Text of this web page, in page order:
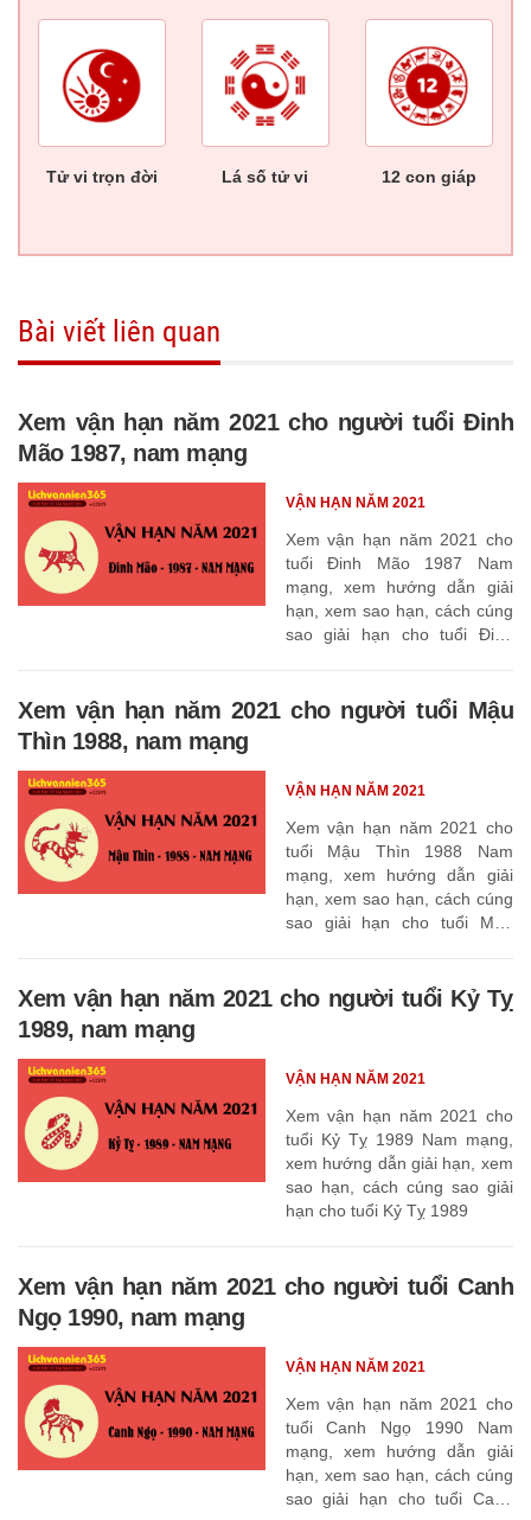
Tử vi trọn đời Lá số tử vi 12 con giáp
Bài viết liên quan
Xem vận hạn năm 2021 cho người tuổi Đinh
Mão 1987, nam mạng
Xem vận hạn năm 2021 cho
tuổi Đinh Mão 1987 Nam
mạng, xem hướng dẫn giải
hạn, xem sao hạn, cách cúng
sao giải hạn cho tuổi Đinh
VẬN HẠN NĂM 2021
Xem vận hạn năm 2021 cho người tuổi Mậu
Thìn 1988, nam mạng
Xem vận hạn năm 2021 cho
tuổi Mậu Thìn 1988 Nam
mạng, xem hướng dẫn giải
hạn, xem sao hạn, cách cúng
sao giải hạn cho tuổi Mậu
VẬN HẠN NĂM 2021
Xem vận hạn năm 2021 cho người tuổi Kỷ Tỵ
1989, nam mạng
Xem vận hạn năm 2021 cho
tuổi Kỷ Tỵ 1989 Nam mạng,
xem hướng dẫn giải hạn, xem
sao hạn, cách cúng sao giải
hạn cho tuổi Kỷ Tỵ 1989
VẬN HẠN NĂM 2021
Xem vận hạn năm 2021 cho người tuổi Canh
Ngọ 1990, nam mạng
Xem vận hạn năm 2021 cho
tuổi Canh Ngọ 1990 Nam
mạng, xem hướng dẫn giải
hạn, xem sao hạn, cách cúng
sao giải hạn cho tuổi Canh
VẬN HẠN NĂM 2021